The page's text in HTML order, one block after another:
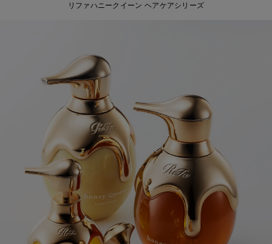
リファハニークイーン ヘアケアシリーズ